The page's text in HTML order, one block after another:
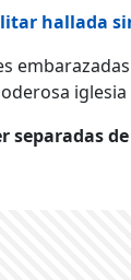
hallada
separadas